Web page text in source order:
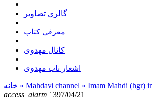
گالری تصاویر
معرفی کتاب
کانال مهدوی
اشعار ناب مهدوی
» Mahdavi channel » Imam Mahdi (hgr)
access_alarm 1397/04/21